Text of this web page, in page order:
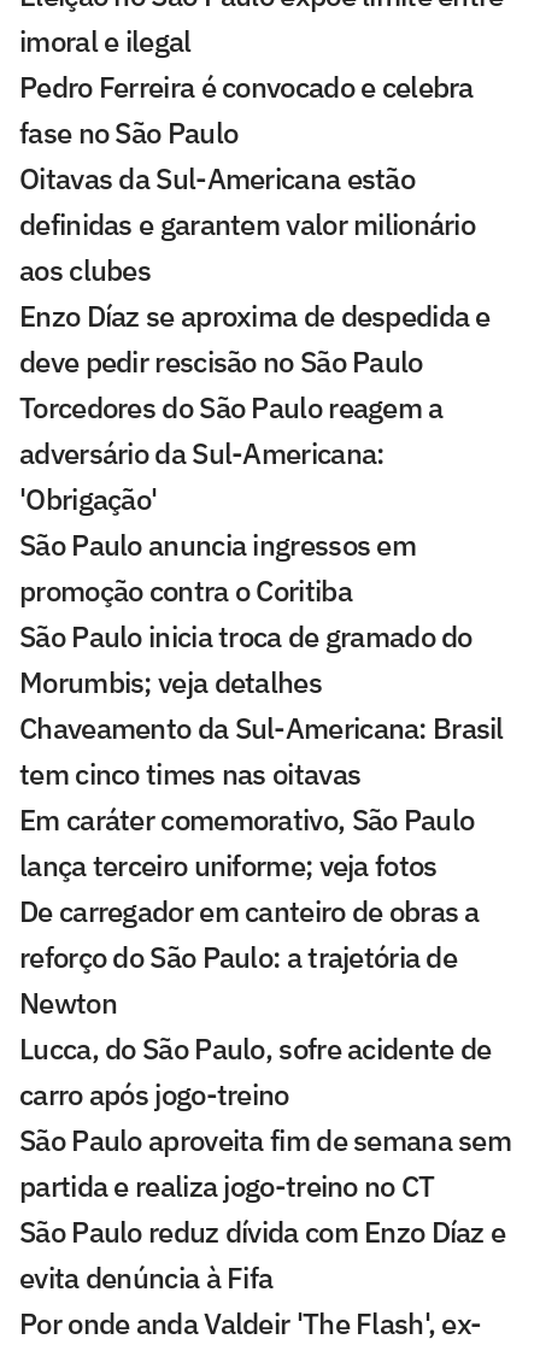
imoral e ilegal
Pedro Ferreira é convocado e celebra
fase no São Paulo
Oitavas da Sul-Americana estão
definidas e garantem valor milionário
aos clubes
Enzo Díaz se aproxima de despedida e
deve pedir rescisão no São Paulo
Torcedores do São Paulo reagem a
adversário da Sul-Americana:
'Obrigação'
São Paulo anuncia ingressos em
promoção contra o Coritiba
São Paulo inicia troca de gramado do
Morumbis; veja detalhes
Chaveamento da Sul-Americana: Brasil
tem cinco times nas oitavas
Em caráter comemorativo, São Paulo
lança terceiro uniforme; veja fotos
De carregador em canteiro de obras a
reforço do São Paulo: a trajetória de
Newton
Lucca, do São Paulo, sofre acidente de
carro após jogo-treino
São Paulo aproveita fim de semana sem
partida e realiza jogo-treino no CT
São Paulo reduz dívida com Enzo Díaz e
evita denúncia à Fifa
Por onde anda Valdeir 'The Flash', ex-